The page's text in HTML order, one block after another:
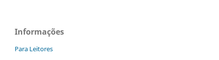
Informações
Para Leitores